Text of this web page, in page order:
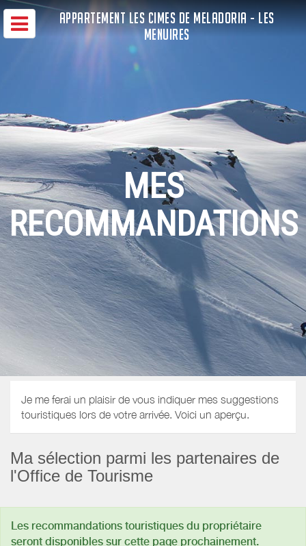
APPARTEMENT LES CIMES DE MELADORIA - LES
MENUIRES
MES
RECOMMANDATIONS
Je me ferai un plaisir de vous indiquer mes suggestions
touristiques lors de votre arrivée. Voici un aperçu.
Ma sélection parmi les partenaires de
l'Office de Tourisme
Les recommandations touristiques du propriétaire
seront disponibles sur cette page prochainement.